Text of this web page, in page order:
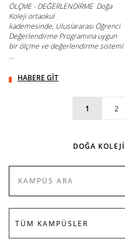
ÖLÇME - DEĞERLENDİRME Doğa
Koleji ortaokul
kademesinde, Uluslararası Öğrenci
Değerlendirme Programına uygun
bir ölçme ve değerlendirme sistemi
...
HABERE GİT
1 2
DOĞA